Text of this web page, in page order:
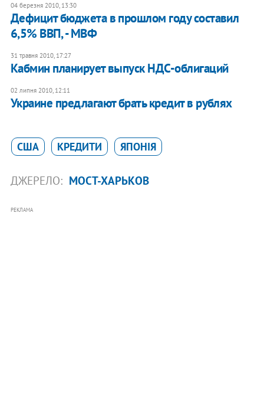
04 березня 2010, 13:30
Дефицит бюджета в прошлом году составил
6,5% ВВП, - МВФ
31 травня 2010, 17:27
Кабмин планирует выпуск НДС-облигаций
02 липня 2010, 12:11
Украине предлагают брать кредит в рублях
США КРЕДИТИ ЯПОНІЯ
ДЖЕРЕЛО: МОСТ-ХАРЬКОВ
РЕКЛАМА